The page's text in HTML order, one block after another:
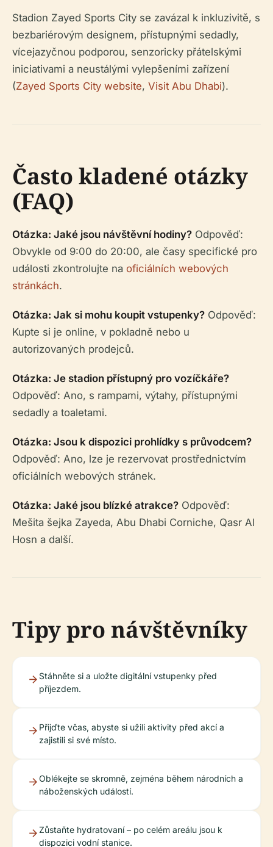
Stadion Zayed Sports City se zavázal k inkluzivitě, s
bezbariérovým designem, přístupnými sedadly,
vícejazyčnou podporou, senzoricky přátelskými
iniciativami a neustálými vylepšeními zařízení
(Zayed Sports City website, Visit Abu Dhabi).
Často kladené otázky
(FAQ)
Otázka: Jaké jsou návštěvní hodiny? Odpověď:
Obvykle od 9:00 do 20:00, ale časy specifické pro
události zkontrolujte na oficiálních webových
stránkách.
Otázka: Jak si mohu koupit vstupenky? Odpověď:
Kupte si je online, v pokladně nebo u
autorizovaných prodejců.
Otázka: Je stadion přístupný pro vozíčkáře?
Odpověď: Ano, s rampami, výtahy, přístupnými
sedadly a toaletami.
Otázka: Jsou k dispozici prohlídky s průvodcem?
Odpověď: Ano, lze je rezervovat prostřednictvím
oficiálních webových stránek.
Otázka: Jaké jsou blízké atrakce? Odpověď:
Mešita šejka Zayeda, Abu Dhabi Corniche, Qasr Al
Hosn a další.
Tipy pro návštěvníky
Stáhněte si a uložte digitální vstupenky před
příjezdem.
Přijďte včas, abyste si užili aktivity před akcí a
zajistili si své místo.
Oblékejte se skromně, zejména během národních a
náboženských událostí.
Zůstaňte hydratovaní – po celém areálu jsou k
dispozici vodní stanice.